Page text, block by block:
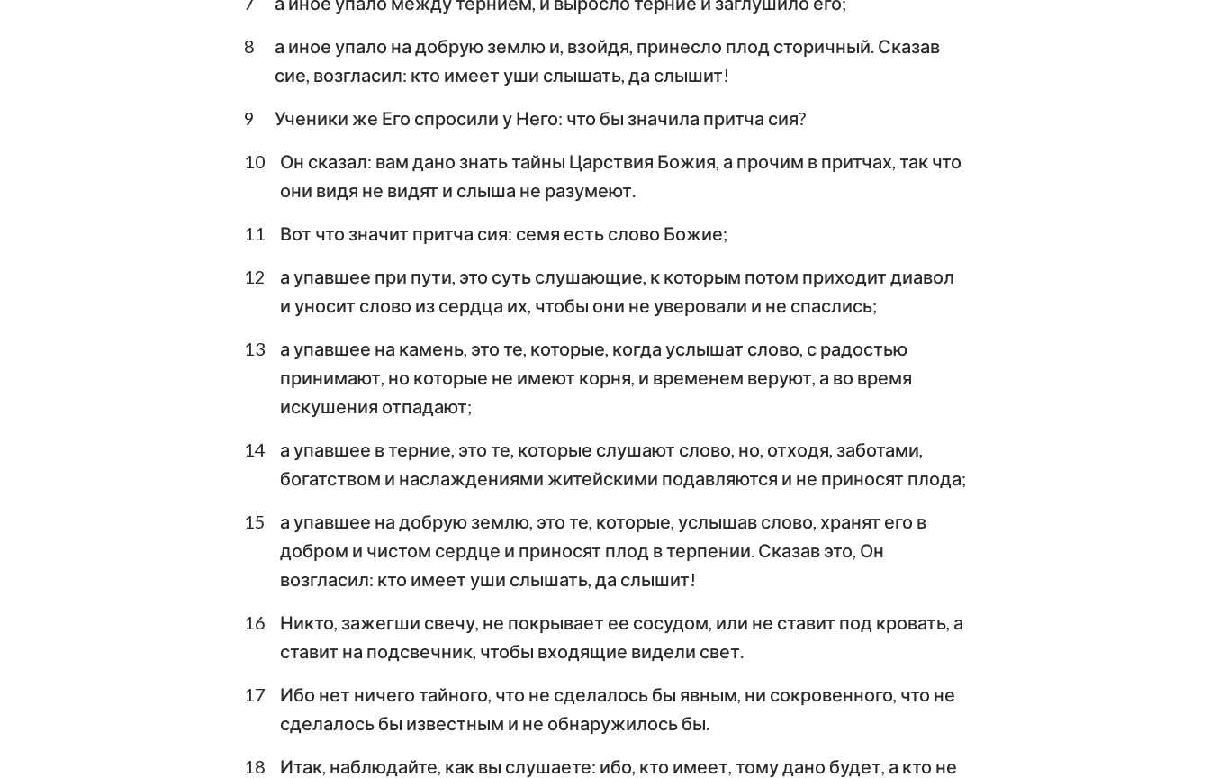
Даниил Осия
Иоиль Амос
Авдия
Михей Наум
Аввакум Софония
Аггей Захария
Малахия
Тимофею
Тимофею
Послание к Титу
Послание к
Послание к Евреям Послание Иакова
Первое послание
Петра
Иоанна
Третье послание
Богослова
8
а иное упало на добрую землю и, взойдя, принесло плод сторичный. Сказав
сие, возгласил: кто имеет уши слышать, да слышит!
9
Ученики же Его спросили у Него: что бы значила притча сия?
10
Он сказал: вам дано знать тайны Царствия Божия, а прочим в притчах, так что
они видя не видят и слыша не разумеют.
11
Вот что значит притча сия: семя есть слово Божие;
12
а упавшее при пути, это суть слушающие, к которым потом приходит диавол
и уносит слово из сердца их, чтобы они не уверовали и не спаслись;
13
а упавшее на камень, это те, которые, когда услышат слово, с радостью
принимают, но которые не имеют корня, и временем веруют, а во время
искушения отпадают;
14
а упавшее в терние, это те, которые слушают слово, но, отходя, заботами,
богатством и наслаждениями житейскими подавляются и не приносят плода;
15
а упавшее на добрую землю, это те, которые, услышав слово, хранят его в
добром и чистом сердце и приносят плод в терпении. Сказав это, Он
возгласил: кто имеет уши слышать, да слышит!
16
Никто, зажегши свечу, не покрывает ее сосудом, или не ставит под кровать, а
ставит на подсвечник, чтобы входящие видели свет.
17
Ибо нет ничего тайного, что не сделалось бы явным, ни сокровенного, что не
сделалось бы известным и не обнаружилось бы.
18
Итак, наблюдайте, как вы слушаете: ибо, кто имеет, тому дано будет, а кто не